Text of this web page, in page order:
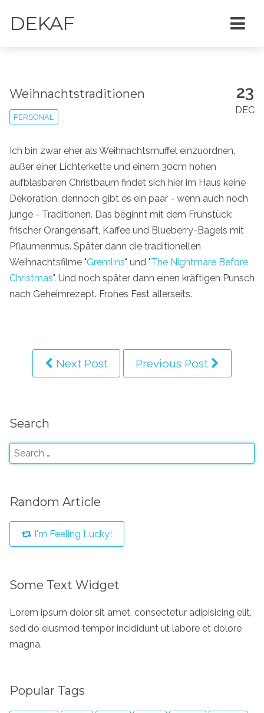
DEKAF
23
DEC
Weihnachtstraditionen
PERSONAL
Ich bin zwar eher als Weihnachtsmuffel einzuordnen,
außer einer Lichterkette und einem 30cm hohen
aufblasbaren Christbaum findet sich hier im Haus keine
Dekoration, dennoch gibt es ein paar - wenn auch noch
junge - Traditionen. Das beginnt mit dem Frühstück:
frischer Orangensaft, Kaffee und Blueberry-Bagels mit
Pflaumenmus. Später dann die traditionellen
Weihnachtsfilme "Gremlins" und "The Nightmare Before
Christmas". Und noch später dann einen kräftigen Punsch
nach Geheimrezept. Frohes Fest allerseits.
Next Post Previous Post
Search
Random Article
I'm Feeling Lucky!
Some Text Widget
Lorem ipsum dolor sit amet, consectetur adipisicing elit,
sed do eiusmod tempor incididunt ut labore et dolore
magna.
Popular Tags